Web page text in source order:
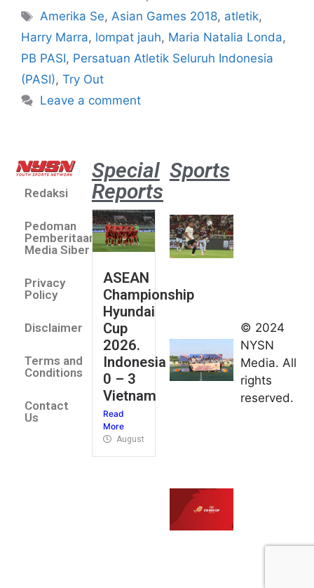
Amerika Se,Asian Games 2018, atletik,
Harry Marra, lompat jauh, Maria Natalia Londa,
PB PASI, Persatuan Atletik Seluruh Indonesia
(PASI), Try Out
Leave a comment
Redaksi
Pedoman
Pemberitaan
Media Siber
Privacy
Policy
Disclaimer
Terms and
Conditions
Contact
Us
Special
Reports
ASEAN
Championship
Hyundai
Cup
2026.
Indonesia
0 – 3
Vietnam
Read
More
August 4, 2026
Sports
umum
Kejurnas
Panahan
Junior di
Kudus
grup
© 2024
NYSN
Media. All
rights
reserved.